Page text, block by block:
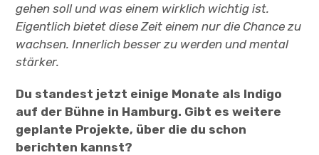
gehen soll und was einem wirklich wichtig ist.
Eigentlich bietet diese Zeit einem nur die Chance zu
wachsen. Innerlich besser zu werden und mental
stärker.
Du standest jetzt einige Monate als Indigo
auf der Bühne in Hamburg. Gibt es weitere
geplante Projekte, über die du schon
berichten kannst?